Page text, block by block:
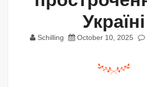
Україні
Schilling October 10, 2025